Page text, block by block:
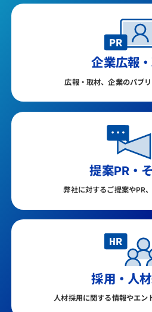
企業広報
広報・取材、企業のパブ
提案PR・
弊社に対するご提案やPR
採用・人
人材採用に関する情報やエン